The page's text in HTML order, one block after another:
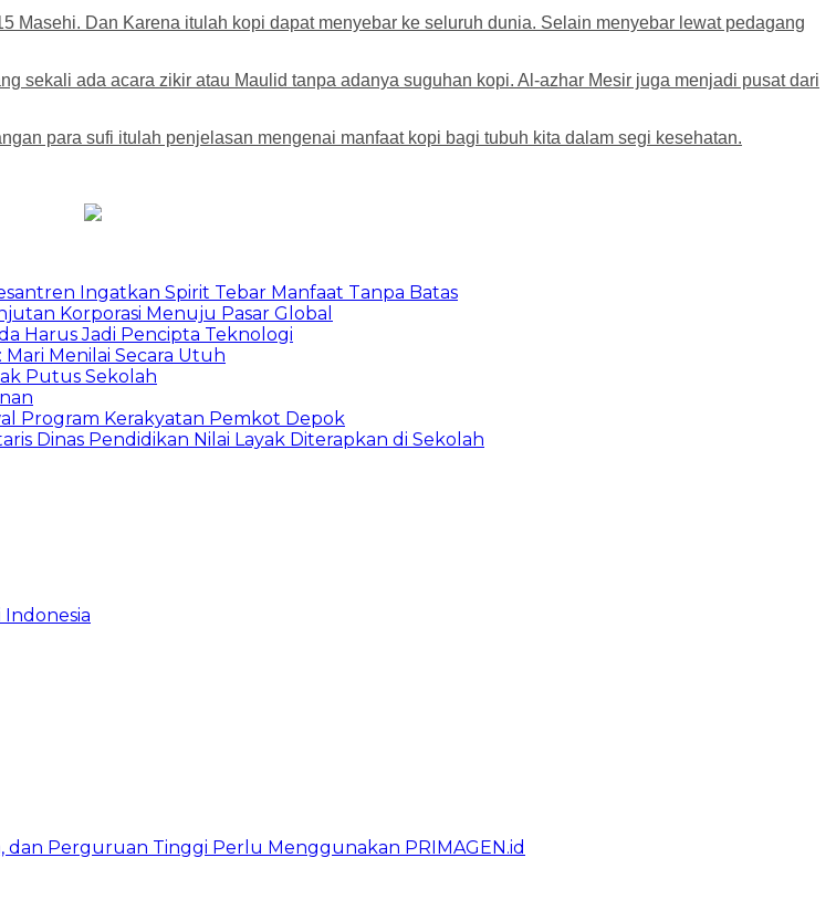
Masehi. Dan Karena itulah kopi dapat menyebar ke seluruh dunia. Selain menyebar lewat pedagang
sekali ada acara zikir atau Maulid tanpa adanya suguhan kopi. Al-azhar Mesir juga menjadi pusat dari
para sufi itulah penjelasan mengenai manfaat kopi bagi tubuh kita dalam segi kesehatan.
Ingatkan Spirit Tebar Manfaat Tanpa Batas
Korporasi Menuju Pasar Global
Harus Jadi Pencipta Teknologi
Menilai Secara Utuh
Putus Sekolah
Program Kerakyatan Pemkot Depok
Dinas Pendidikan Nilai Layak Diterapkan di Sekolah
dan Perguruan Tinggi Perlu Menggunakan PRIMAGEN.id